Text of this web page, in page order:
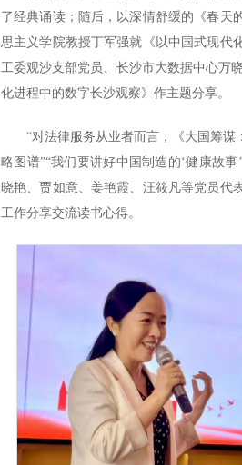
了经典诵读；随后，以深情舒缓的《春天
思主义学院教授丁军强就《以中国式现代
工委观沙支部党员、长沙市大数据中心
化进程中的数字长沙观察》作主题分享。
“对法律服务从业者而言，《大国筹
略图谱”“我们要讲好中国制造的‘健康故
晓艳、贾如意、姜艳霞、汪筱凡等党员代
工作分享交流读书心得。